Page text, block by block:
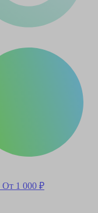
От 1 000 ₽